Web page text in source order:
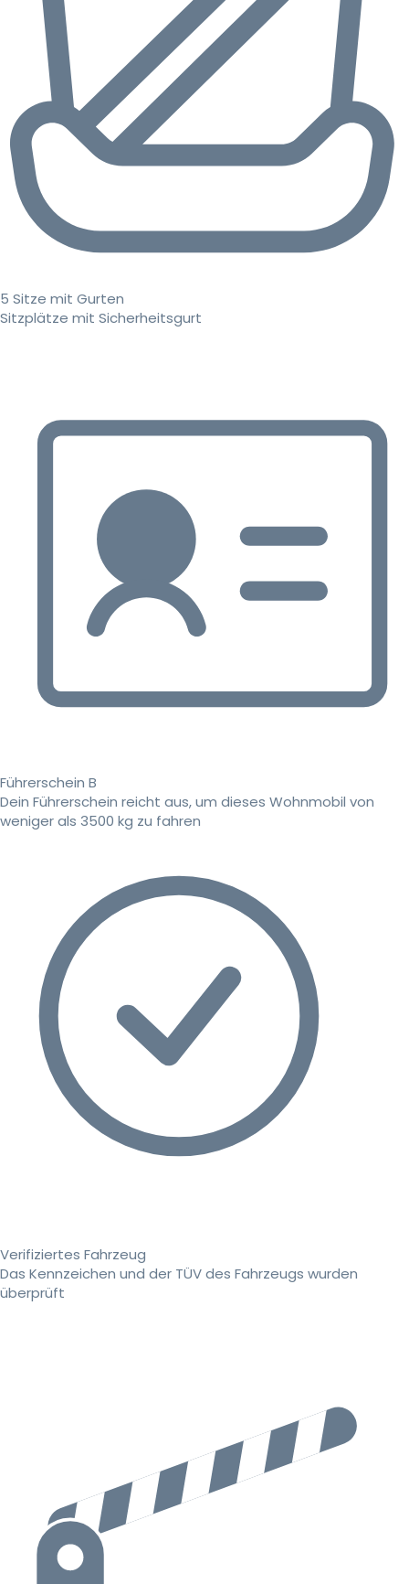
5 Sitze mit Gurten
Sitzplätze mit Sicherheitsgurt
Führerschein B
Dein Führerschein reicht aus, um dieses Wohnmobil von
weniger als 3500 kg zu fahren
Verifiziertes Fahrzeug
Das Kennzeichen und der TÜV des Fahrzeugs wurden
überprüft